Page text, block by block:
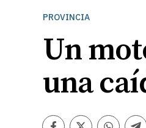
PROVINCIA
Un
una